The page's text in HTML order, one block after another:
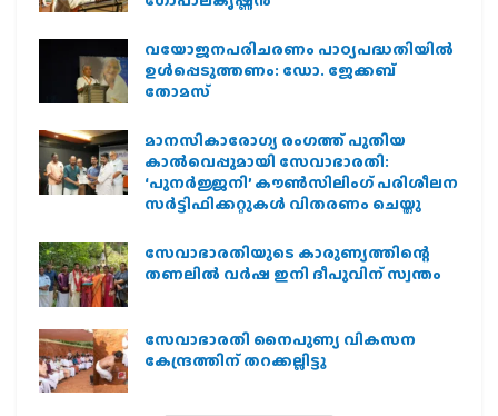
വയോജനപരിചരണം പാഠ്യപദ്ധതിയില്‍
ഉള്‍പ്പെടുത്തണം: ഡോ. ജേക്കബ്
തോമസ്
മാനസികാരോഗ്യ രംഗത്ത് പുതിയ
കാൽവെപ്പുമായി സേവാഭാരതി:
‘പുനർജ്ജനി’ കൗൺസിലിംഗ് പരിശീലന
സർട്ടിഫിക്കറ്റുകൾ വിതരണം ചെയ്തു
സേവാഭാരതിയുടെ കാരുണ്യത്തിന്റെ
തണലിൽ വർഷ ഇനി ദീപുവിന് സ്വന്തം
സേവാഭാരതി നൈപുണ്യ വികസന
കേന്ദ്രത്തിന് തറക്കല്ലിട്ടു